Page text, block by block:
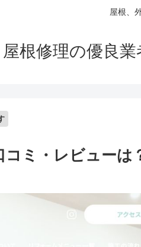
屋根、
屋根修理の優良
コミ・レビューは